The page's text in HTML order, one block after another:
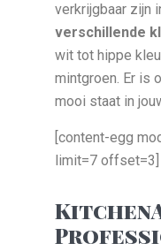
verkrijgbaar zijn
verschillende
wit tot hippe
mintgroen. Er is
mooi staat in
[content-egg
limit=7 offset=3]